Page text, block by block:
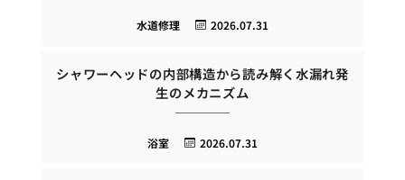
2026.07.31
水道修理
シャワーヘッドの内部構造から読み解く水漏れ発
生のメカニズム
2026.07.31
浴室